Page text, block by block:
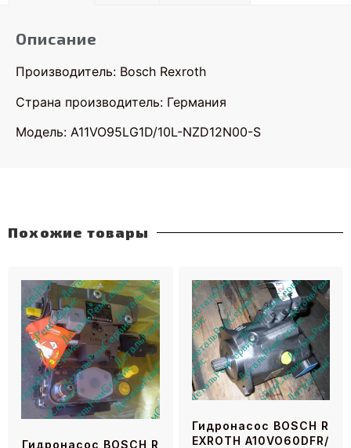
Описание
Производитель: Bosch Rexroth
Страна производитель: Германия
Модель: A11VO95LG1D/10L-NZD12N00-S
Похожие товары
Гидронасос BOSCH R
Гидронасос BOSCH R
EXROTH A10VO60DFR/